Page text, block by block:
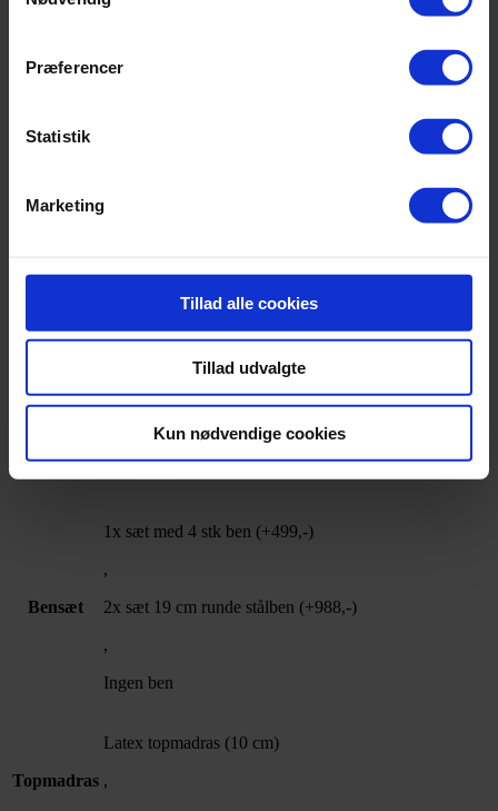
Præferencer
Statistik
Marketing
Tillad alle cookies
Tillad udvalgte
Kun nødvendige cookies
Farve
,
Rød
Bensæt
1x sæt med 4 stk ben (+499,-)
,
2x sæt 19 cm runde stålben (+988,-)
,
Ingen ben
Topmadras
Latex topmadras (10 cm)
,